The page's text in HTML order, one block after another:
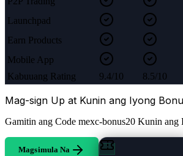
Launchpad
Earn Products
Mobile App
Kabuuang Rating
9.4/10 8.5/10
Mag-sign Up at Kunin ang Iyong
Gamitin ang Code mexc-bonus20 Kunin ang
Magsimula Na